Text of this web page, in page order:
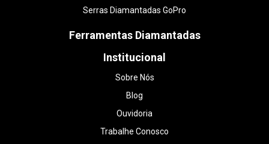
Serras Diamantadas GoPro
Ferramentas Diamantadas
Institucional
Sobre Nós
Blog
Ouvidoria
Trabalhe Conosco